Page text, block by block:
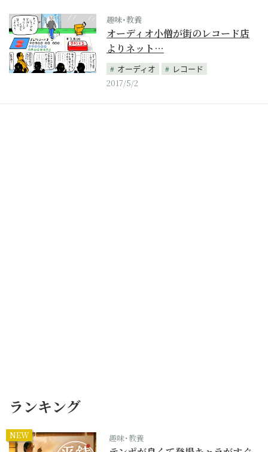
趣味･教養
オーディオ小僧が街のレコード店
よりネット…
オーディオ
レコード
2017/5/2
ランキング
NEW 趣味･教養